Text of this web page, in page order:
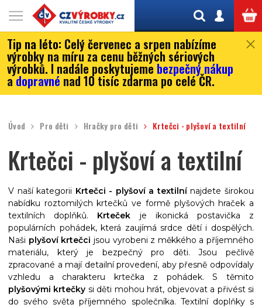
Tip na léto: Celý červenec a srpen nabízíme
výrobky na míru za cenu běžných sériových
výrobků. I nadále poskytujeme bezpečný nákup
adopravné nad 10 tisíc zdarma po celé ČR.
Úvod Pro děti Hračky pro děti Krtečci - plyšoví a textilní
Krtečci - plyšoví a textilní
V naší kategorii Krtečci - plyšoví a textilnínajdete širokou
nabídku roztomilých krtečků ve formě plyšových hraček a
textilních doplňků. Krteček je ikonická postavička z
populárních pohádek, která zaujímá srdce dětí i dospělých.
Naši plyšoví krtečci jsou vyrobeni z měkkého a příjemného
materiálu, který je bezpečný pro děti. Jsou pečlivě
zpracované a mají detailní provedení, aby přesně odpovídaly
vzhledu a charakteru krtečka z pohádek. S těmito
plyšovými krtečky si děti mohou hrát, objevovat a přivést si
do svého světa příjemného společníka. Textilní doplňky s